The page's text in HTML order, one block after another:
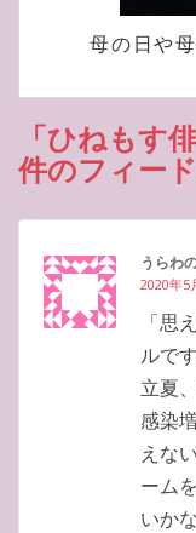
母の日や
「ひねもす
件のフィー
うらわ
2020年5
「思
ルで
立夏
感染
えな
ーム
いか